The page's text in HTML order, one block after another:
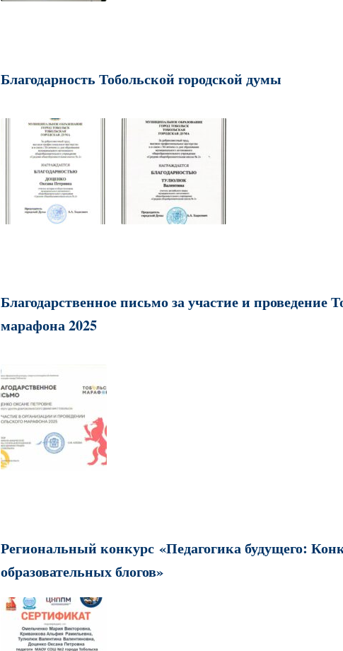
Благодарность Тобольской городской думы
Благодарственное письмо за участие и проведение
марафона 2025
Региональный конкурс «Педагогика будущего:
образовательных блогов»